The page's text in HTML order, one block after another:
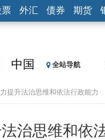
票 外汇 债券 期货
中国 全站导航
提升法治思维和依法行政能力
治思维和依